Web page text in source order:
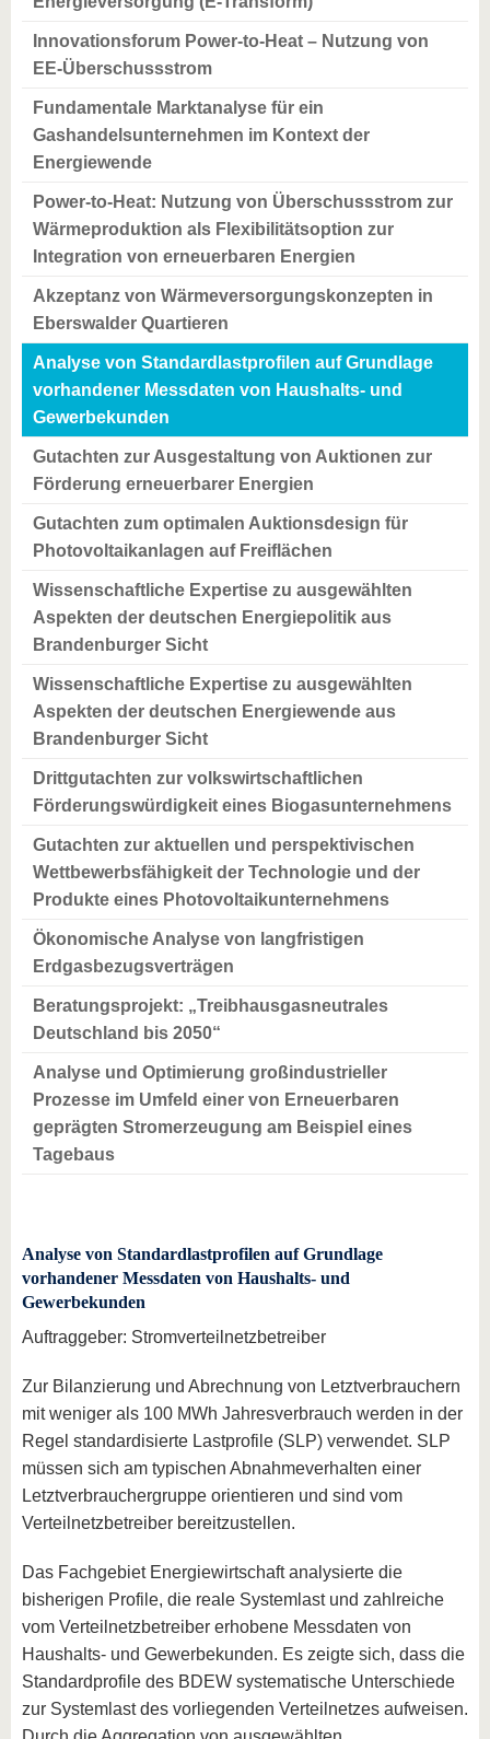
Innovationsforum Power-to-Heat – Nutzung von
EE-Überschussstrom
Fundamentale Marktanalyse für ein
Gashandelsunternehmen im Kontext der
Energiewende
Power-to-Heat: Nutzung von Überschussstrom zur
Wärmeproduktion als Flexibilitätsoption zur
Integration von erneuerbaren Energien
Akzeptanz von Wärmeversorgungskonzepten in
Eberswalder Quartieren
Analyse von Standardlastprofilen auf Grundlage
vorhandener Messdaten von Haushalts- und
Gewerbekunden
Gutachten zur Ausgestaltung von Auktionen zur
Förderung erneuerbarer Energien
Gutachten zum optimalen Auktionsdesign für
Photovoltaikanlagen auf Freiflächen
Wissenschaftliche Expertise zu ausgewählten
Aspekten der deutschen Energiepolitik aus
Brandenburger Sicht
Wissenschaftliche Expertise zu ausgewählten
Aspekten der deutschen Energiewende aus
Brandenburger Sicht
Drittgutachten zur volkswirtschaftlichen
Förderungswürdigkeit eines Biogasunternehmens
Gutachten zur aktuellen und perspektivischen
Wettbewerbsfähigkeit der Technologie und der
Produkte eines Photovoltaikunternehmens
Ökonomische Analyse von langfristigen
Erdgasbezugsverträgen
Beratungsprojekt: „Treibhausgasneutrales
Deutschland bis 2050“
Analyse und Optimierung großindustrieller
Prozesse im Umfeld einer von Erneuerbaren
geprägten Stromerzeugung am Beispiel eines
Tagebaus
Analyse von Standardlastprofilen auf Grundlage
vorhandener Messdaten von Haushalts- und
Gewerbekunden
Auftraggeber: Stromverteilnetzbetreiber
Zur Bilanzierung und Abrechnung von Letztverbrauchern
mit weniger als 100 MWh Jahresverbrauch werden in der
Regel standardisierte Lastprofile (SLP) verwendet. SLP
müssen sich am typischen Abnahmeverhalten einer
Letztverbrauchergruppe orientieren und sind vom
Verteilnetzbetreiber bereitzustellen.
Das Fachgebiet Energiewirtschaft analysierte die
bisherigen Profile, die reale Systemlast und zahlreiche
vom Verteilnetzbetreiber erhobene Messdaten von
Haushalts- und Gewerbekunden. Es zeigte sich, dass die
Standardprofile des BDEW systematische Unterschiede
zur Systemlast des vorliegenden Verteilnetzes aufweisen.